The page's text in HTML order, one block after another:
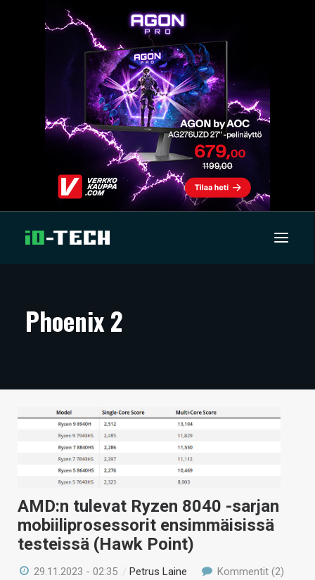
ARTIKKELIT
TECHBBS
TIETOA
VAIHDA TEEMA
Phoenix 2
AMD:n tulevat Ryzen 8040 -sarjan
mobiiliprosessorit ensimmäisissä
testeissä (Hawk Point)
29.11.2023 - 02:35 /Petrus Laine Kommentit (2)